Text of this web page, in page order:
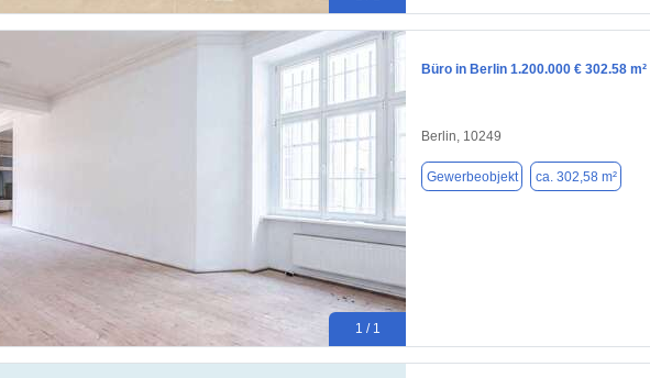
1 / 1
Büro in Berlin 1.200.000 € 302.58 m²
Berlin, 10249
Gewerbeobjekt ca. 302,58 m²